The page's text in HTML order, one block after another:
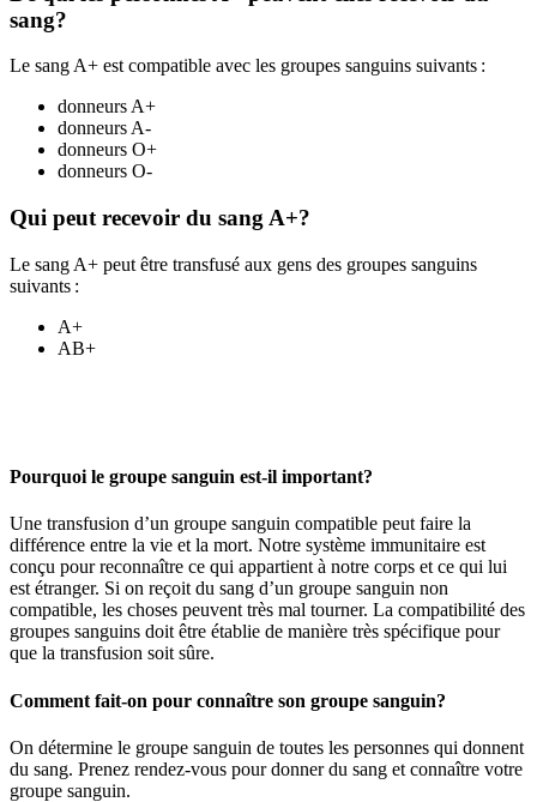
sang?
Le sang A+ est compatible avec les groupes sanguins suivants :
donneurs A+
donneurs A-
donneurs O+
donneurs O-
Qui peut recevoir du sang A+?
Le sang A+ peut être transfusé aux gens des groupes sanguins
suivants :
A+
AB+
Pourquoi le groupe sanguin est-il important?
Une transfusion d’un groupe sanguin compatible peut faire la
différence entre la vie et la mort. Notre système immunitaire est
conçu pour reconnaître ce qui appartient à notre corps et ce qui lui
est étranger. Si on reçoit du sang d’un groupe sanguin non
compatible, les choses peuvent très mal tourner. La compatibilité des
groupes sanguins doit être établie de manière très spécifique pour
que la transfusion soit sûre.
Comment fait-on pour connaître son groupe sanguin?
On détermine le groupe sanguin de toutes les personnes qui donnent
du sang. Prenez rendez-vous pour donner du sang et connaître votre
groupe sanguin.